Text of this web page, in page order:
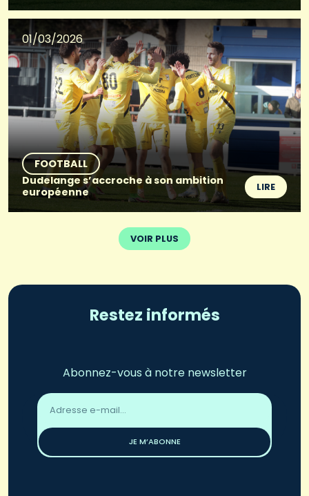
01/03/2026
FOOTBALL
Dudelange s’accroche à son ambition
européenne
LIRE
VOIR PLUS
Restez informés
Abonnez-vous à notre newsletter
Adresse
email
JE M’ABONNE